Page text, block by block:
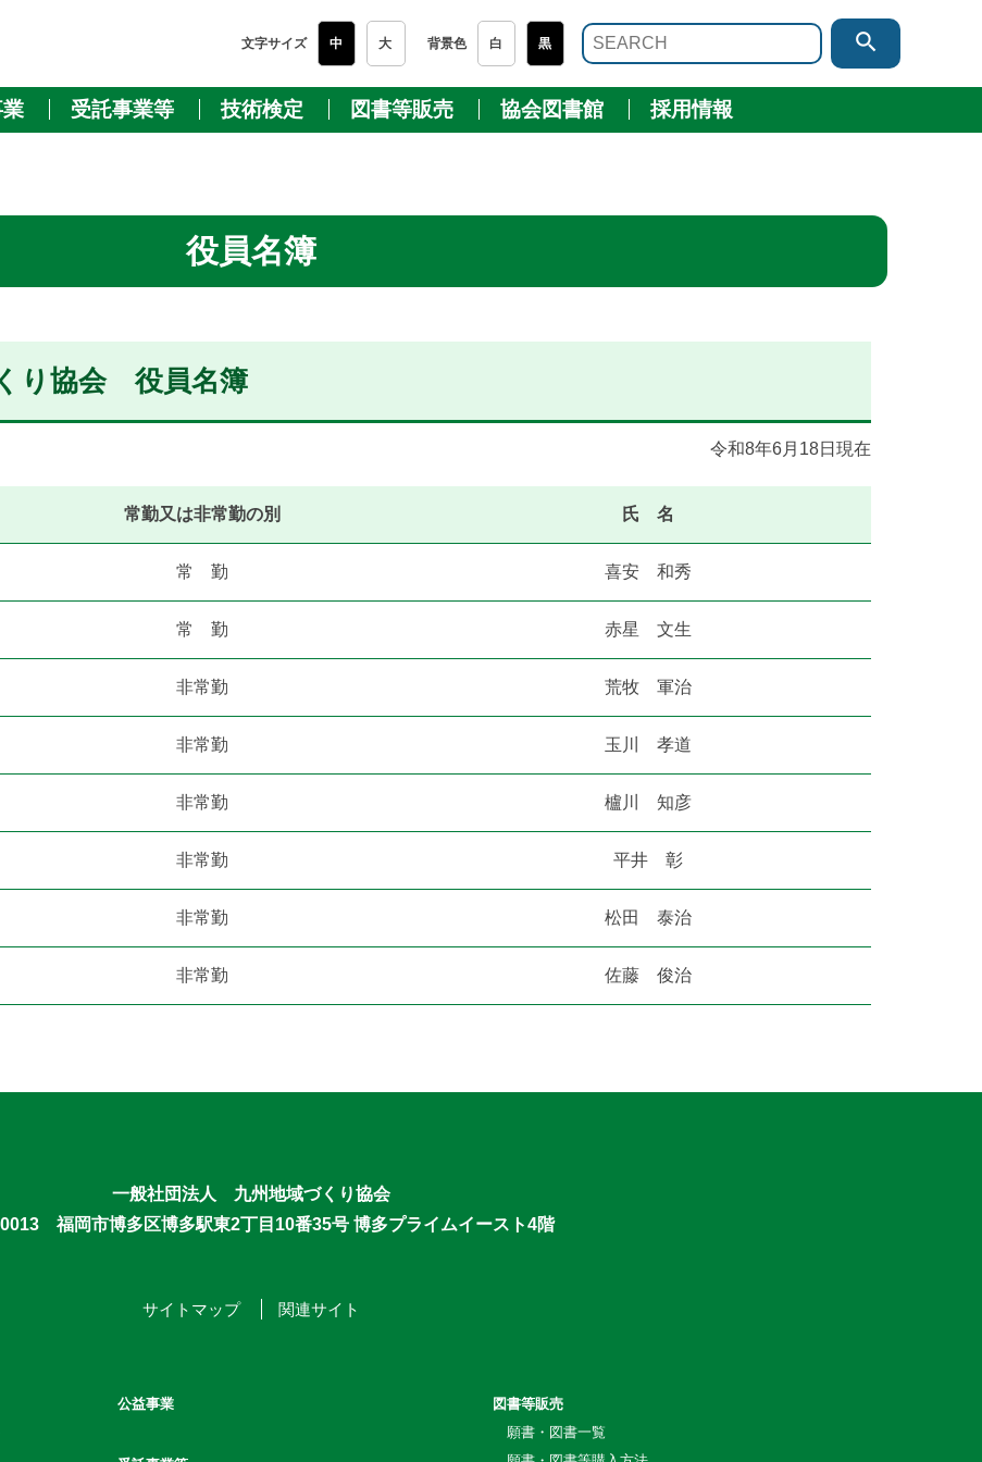
文字サイズ 中 大 背景色 白 黒 search
受託事業等 技術検定 図書等販売 協会図書館 採用情報
役員名簿
り協会 役員名簿
令和8年6月18日現在
常勤又は非常勤の別 氏 名
常 勤 喜安 和秀
常 勤 赤星 文生
非常勤 荒牧 軍治
非常勤 玉川 孝道
非常勤 櫨川 知彦
非常勤 平井 彰
非常勤 松田 泰治
非常勤 佐藤 俊治
一般社団法人 九州地域づくり協会
福岡市博多区博多駅東2丁目10番35号 博多プライムイースト4階
サイトマップ 関連サイト
公益事業
図書等販売
願書・図書一覧